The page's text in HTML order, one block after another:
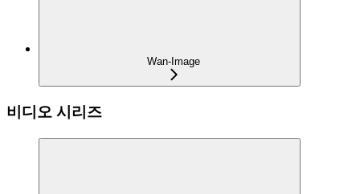
Wan-Image
비디오 시리즈